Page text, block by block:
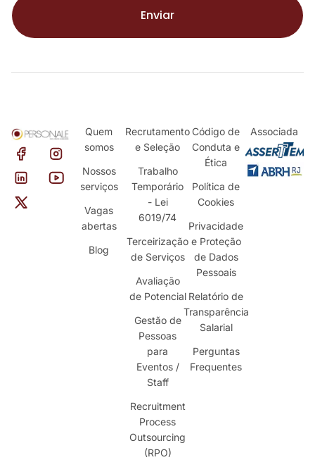
Enviar
Quem
somos
Nossos
serviços
Vagas
abertas
Blog
Recrutamento
e Seleção
Trabalho
Temporário
- Lei
6019/74
Terceirização
de Serviços
Avaliação
de Potencial
Gestão de
Pessoas
para
Eventos /
Staff
Recruitment
Process
Outsourcing
(RPO)
Código de
Conduta e
Ética
Política de
Cookies
Privacidade
e Proteção
de Dados
Pessoais
Relatório de
Transparência
Salarial
Perguntas
Frequentes
Associada